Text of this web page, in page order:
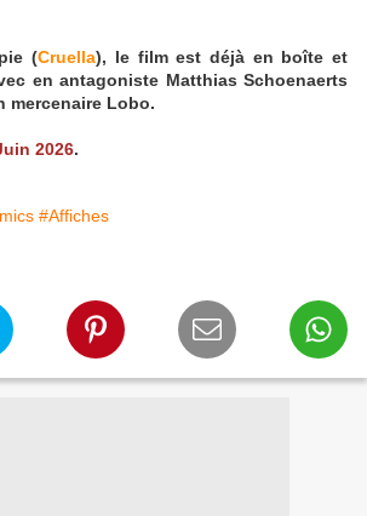
(Cruella), le film est déjà en boîte et
en antagoniste Matthias Schoenaerts
mercenaire Lobo.
2026.
#Affiches